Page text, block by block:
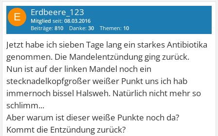
E Erdbeere_123
Mitglied seit:08.03.2016
Beiträge:810 Danke:30 Themen: 10
Jetzt habe ich sieben Tage lang ein starkes Antibiotika
genommen. Die Mandelentzündung ging zurück.
Nun ist auf der linken Mandel noch ein
stecknadelkopfgroßer weißer Punkt uns ich hab
immernoch bissel Halsweh. Natürlich nicht mehr so
schlimm...
Aber warum ist dieser weiße Punkte noch da?
Kommt die Entzündung zurück?